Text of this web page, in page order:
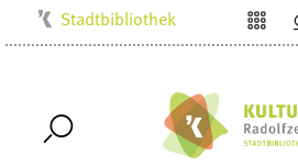
Musikschule
Stadtbibliothek